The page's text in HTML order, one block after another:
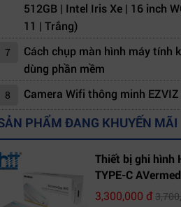
512GB | Intel Iris Xe | 16 inch
11 | Trắng)
7
Cách chụp màn hình máy tính
dùng phần mềm
8 Camera Wifi thông minh
PHẨM ĐANG KHUYẾN MÃI
Thiết bị ghi hình
TYPE-C
3,300,000 đ